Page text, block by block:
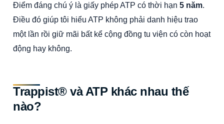
Điểm đáng chú ý là giấy phép ATP có thời hạn 5 năm.
Điều đó giúp tôi hiểu ATP không phải danh hiệu trao
một lần rồi giữ mãi bất kể cộng đồng tu viện có còn hoạt
động hay không.
Trappist® và ATP khác nhau thế
nào?